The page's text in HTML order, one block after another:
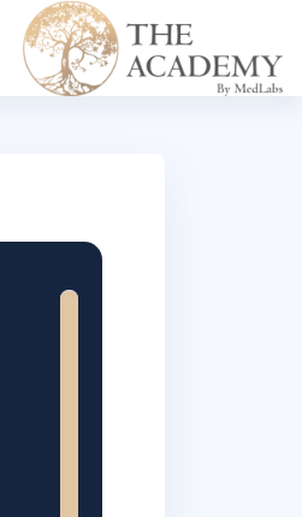
تخطى إلى المحتوى الرئيسي